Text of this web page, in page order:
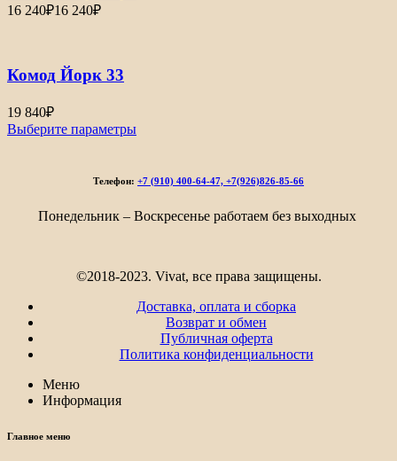
16 240₽16 240₽
Комод Йорк 33
19 840₽
Выберите параметры
Телефон: +7 (910) 400-64-47, +7(926)826-85-66
Понедельник – Воскресенье работаем без выходных
©2018-2023. Vivat, все права защищены.
Доставка, оплата и сборка
Возврат и обмен
Публичная оферта
Политика конфиденциальности
Меню
Информация
Главное меню